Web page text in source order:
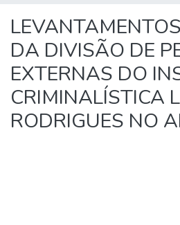
DA DIVISÃO DE
EXTERNAS DO
CRIMINALÍSTICA
RODRIGUES NO